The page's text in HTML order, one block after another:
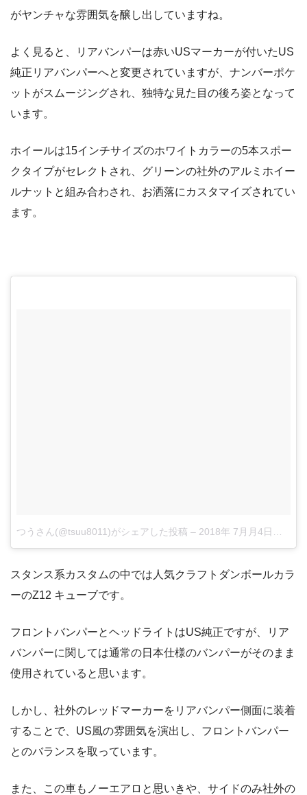
がヤンチャな雰囲気を醸し出していますね。
よく見ると、リアバンパーは赤いUSマーカーが付いたUS
純正リアバンパーへと変更されていますが、ナンバーポケ
ットがスムージングされ、独特な見た目の後ろ姿となって
います。
ホイールは15インチサイズのホワイトカラーの5本スポー
クタイプがセレクトされ、グリーンの社外のアルミホイー
ルナットと組み合わされ、お洒落にカスタマイズされてい
ます。
つうさん(@tsuu8011)がシェアした投稿 – 2018年 7月月4日午前5時04分PDT
スタンス系カスタムの中では人気クラフトダンボールカラ
ーのZ12 キューブです。
フロントバンパーとヘッドライトはUS純正ですが、リア
バンパーに関しては通常の日本仕様のバンパーがそのまま
使用されていると思います。
しかし、社外のレッドマーカーをリアバンパー側面に装着
することで、US風の雰囲気を演出し、フロントバンパー
とのバランスを取っています。
また、この車もノーエアロと思いきや、サイドのみ社外の